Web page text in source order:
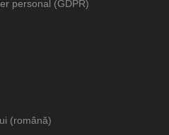
personal (GDPR)
(română)